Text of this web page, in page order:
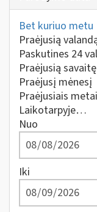
Bet kuriuo metu
Praėjusią
Paskutines 24
Praėjusią savaitę
Praėjusį mėnesį
Praėjusiais
Laikotarpyje…
Nuo
Iki